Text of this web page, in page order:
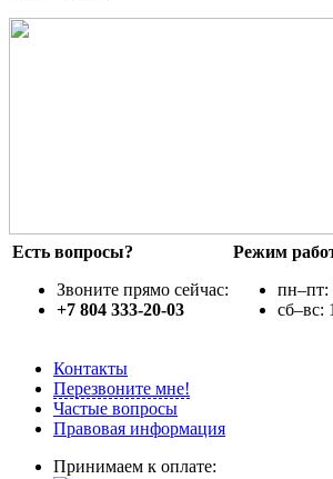
Есть вопросы?
Звоните прямо сейчас:
+7 804 333-20-03
Режим
пн–пт:
сб–вс:
Контакты
Перезвоните мне!
Частые вопросы
Правовая информация
Принимаем к оплате: